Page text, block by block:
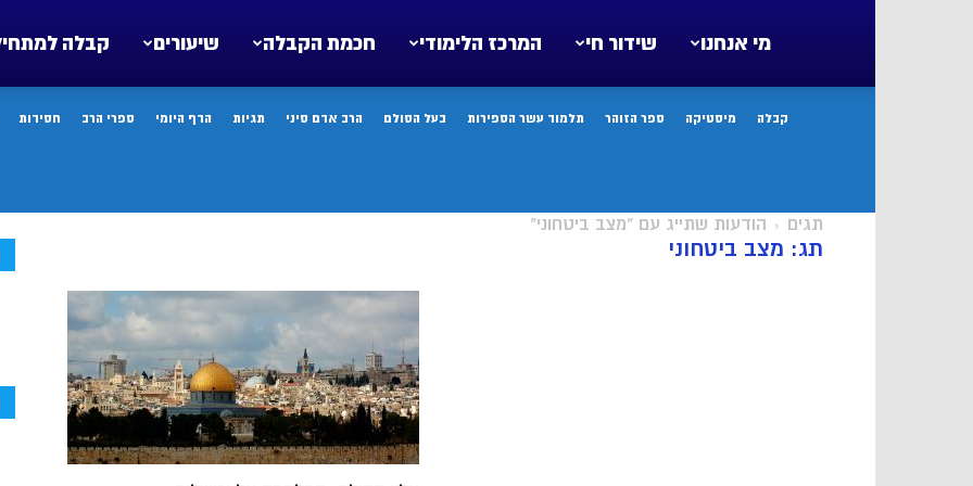
קבלה שיעורים חכמת הקבלה המרכז הלימודי שידור חי מי אנחנו
קבלה מיסטיקה ספר הזוהר תלמוד עשר הספירות בעל הסולם הרב אדם סיני תגיות הדף היומי ספרי הרב חסידות
תגים הודעות שתייג עם "מצב ביטחוני"
תג: מצב ביטחוני